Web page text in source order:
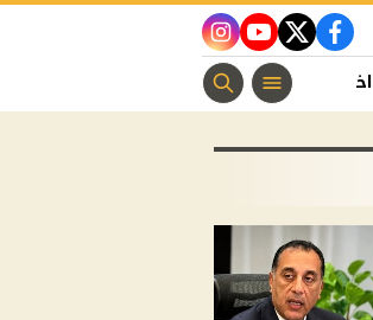
facebook
twitter
youtube
instagram
اخبار الفن منوعات مسيحية